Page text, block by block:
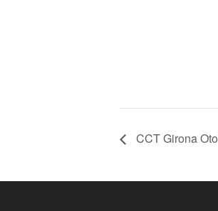
CCT Girona